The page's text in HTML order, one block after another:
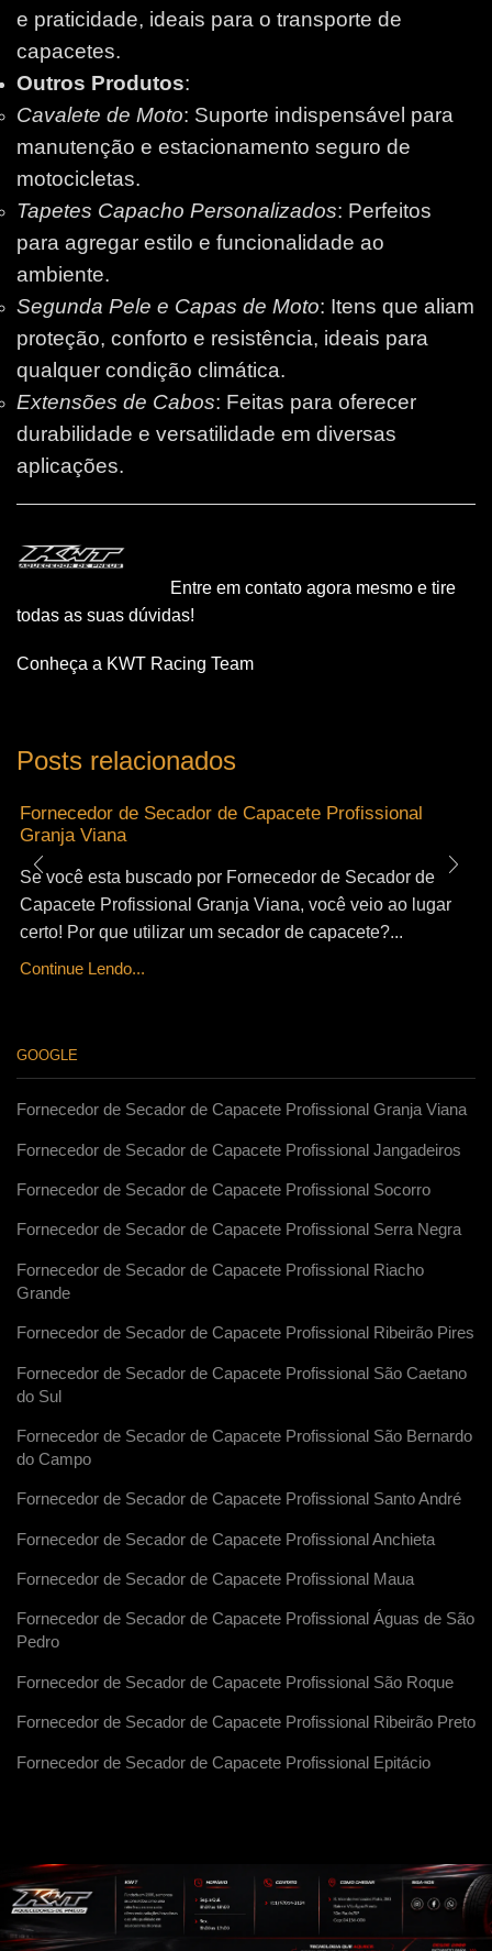
e praticidade, ideais para o transporte de
capacetes.
Outros Produtos:
Cavalete de Moto: Suporte indispensável para
manutenção e estacionamento seguro de
motocicletas.
Tapetes Capacho Personalizados: Perfeitos
para agregar estilo e funcionalidade ao
ambiente.
Segunda Pele e Capas de Moto: Itens que aliam
proteção, conforto e resistência, ideais para
qualquer condição climática.
Extensões de Cabos: Feitas para oferecer
durabilidade e versatilidade em diversas
aplicações.
Entre em contato agora mesmo e tire
todas as suas dúvidas!
Conheça a KWT Racing Team
Posts relacionados
Fornecedor de Secador de Capacete Profissional
Granja Viana
Se você esta buscado por Fornecedor de Secador de
Capacete Profissional Granja Viana, você veio ao lugar
certo! Por que utilizar um secador de capacete?...
Continue Lendo...
GOOGLE
Fornecedor de Secador de Capacete Profissional Granja Viana
Fornecedor de Secador de Capacete Profissional Jangadeiros
Fornecedor de Secador de Capacete Profissional Socorro
Fornecedor de Secador de Capacete Profissional Serra Negra
Fornecedor de Secador de Capacete Profissional Riacho
Grande
Fornecedor de Secador de Capacete Profissional Ribeirão Pires
Fornecedor de Secador de Capacete Profissional São Caetano
do Sul
Fornecedor de Secador de Capacete Profissional São Bernardo
do Campo
Fornecedor de Secador de Capacete Profissional Santo André
Fornecedor de Secador de Capacete Profissional Anchieta
Fornecedor de Secador de Capacete Profissional Maua
Fornecedor de Secador de Capacete Profissional Águas de São
Pedro
Fornecedor de Secador de Capacete Profissional São Roque
Fornecedor de Secador de Capacete Profissional Ribeirão Preto
Fornecedor de Secador de Capacete Profissional Epitácio